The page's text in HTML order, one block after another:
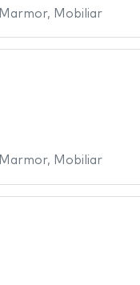
Marmor, Mobiliar
Marmor, Mobiliar